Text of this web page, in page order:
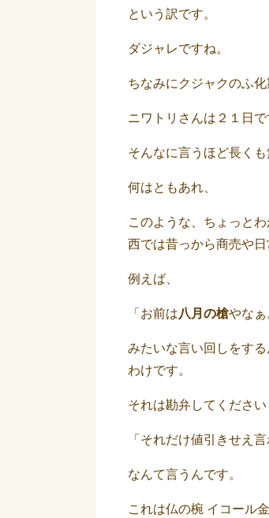
という訳です。
ダジャレですね。
ちなみにクジャクのふ化
ニワトリさんは２１日
そんなに言うほど長く
何はともあれ、
このような、ちょっと
西では昔っから商売や
例えば、
「お前は八月の槍やなぁ
みたいな言い回しをす
わけです。
それは勘弁してください
「それだけ値引きせえ
なんて言うんです。
これは仏の椀 イコール